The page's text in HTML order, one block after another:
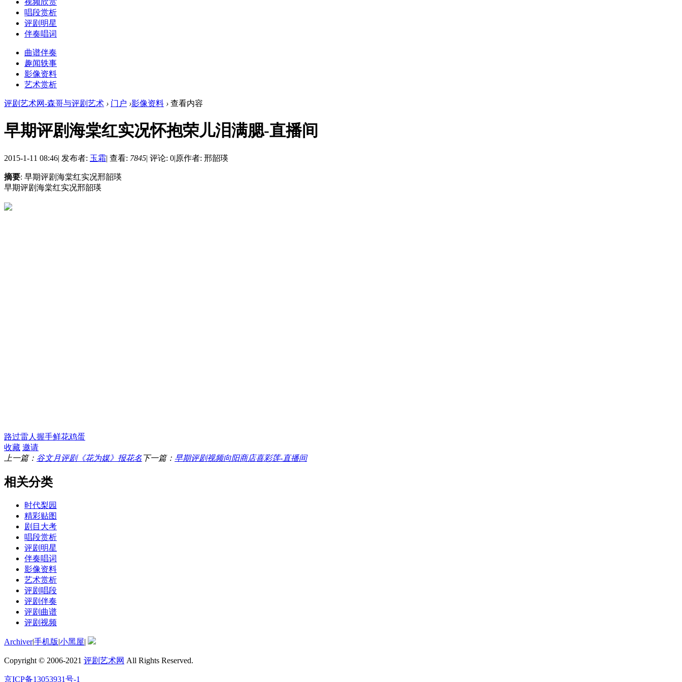
视频欣赏
唱段赏析
评剧明星
伴奏唱词
曲谱伴奏
趣闻轶事
影像资料
艺术赏析
评剧艺术网-森哥与评剧艺术 › 门户 ›影像资料 › 查看内容
早期评剧海棠红实况怀抱荣儿泪满腮-直播间
2015-1-11 08:46| 发布者: 玉霜| 查看: 7845| 评论: 0|原作者: 邢韶瑛
摘要: 早期评剧海棠红实况邢韶瑛
早期评剧海棠红实况邢韶瑛
路过雷人 握手鲜花鸡蛋
收藏 邀请
上一篇： 谷文月评剧《花为媒》报花名下一篇： 早期评剧视频向阳商店喜彩莲-直播间
相关分类
时代梨园
精彩贴图
剧目大考
唱段赏析
评剧明星
伴奏唱词
影像资料
艺术赏析
评剧唱段
评剧伴奏
评剧曲谱
评剧视频
Archiver|手机版|小黑屋|
Copyright © 2006-2021 评剧艺术网 All Rights Reserved.
京ICP备13053931号-1